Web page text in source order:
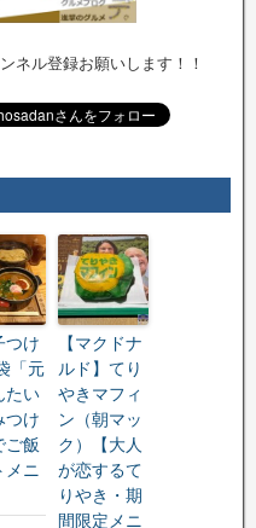
ネル登録お願いします！！
つけ
「元
たい
つけ
ご飯
メニ
【マクドナ
ルド】てり
やきマフィ
ン（朝マッ
ク）【大人
が恋するて
りやき・期
間限定メニ